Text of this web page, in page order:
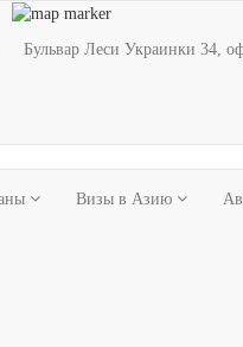
Бульвар Леси Украинки 34,
Визы в Азию